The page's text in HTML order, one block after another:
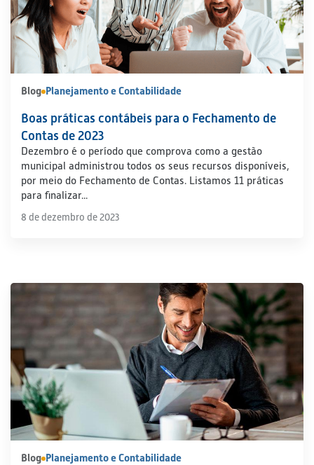
Blog Planejamento e Contabilidade
Boas práticas contábeis para o Fechamento de
Contas de 2023
Dezembro é o período que comprova como a gestão
municipal administrou todos os seus recursos disponíveis,
por meio do Fechamento de Contas. Listamos 11 práticas
para finalizar...
8 de dezembro de 2023
Blog Planejamento e Contabilidade